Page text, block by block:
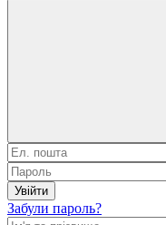
Увійти
Забули пароль?